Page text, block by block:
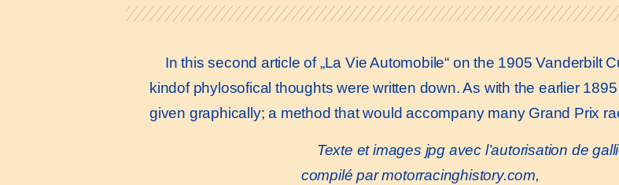
In this second article of „La Vie Automobile“ on the 1905 Vanderbilt
kindof phylosofical thoughts were written down. As with the earlier
given graphically; a method that would accompany many Grand Prix
Texte et images jpg avec l’autorisation de
compilé par motorracinghistory.com,